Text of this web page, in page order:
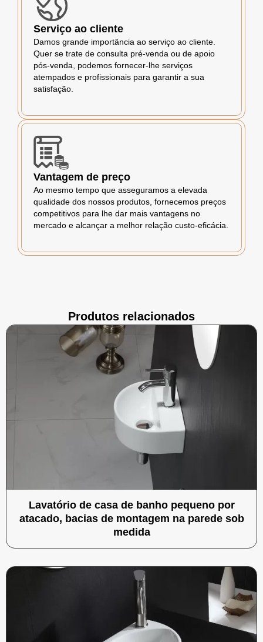
Serviço ao cliente
Damos grande importância ao serviço ao cliente.
Quer se trate de consulta pré-venda ou de apoio
pós-venda, podemos fornecer-lhe serviços
atempados e profissionais para garantir a sua
satisfação.
Vantagem de preço
Ao mesmo tempo que asseguramos a elevada
qualidade dos nossos produtos, fornecemos preços
competitivos para lhe dar mais vantagens no
mercado e alcançar a melhor relação custo-eficácia.
Produtos relacionados
Lavatório de casa de banho pequeno por
atacado, bacias de montagem na parede sob
medida